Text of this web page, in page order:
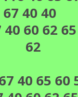
67 40 40
40
62
40 65